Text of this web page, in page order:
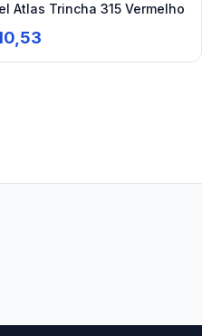
Atlas Trincha 315 Vermelho